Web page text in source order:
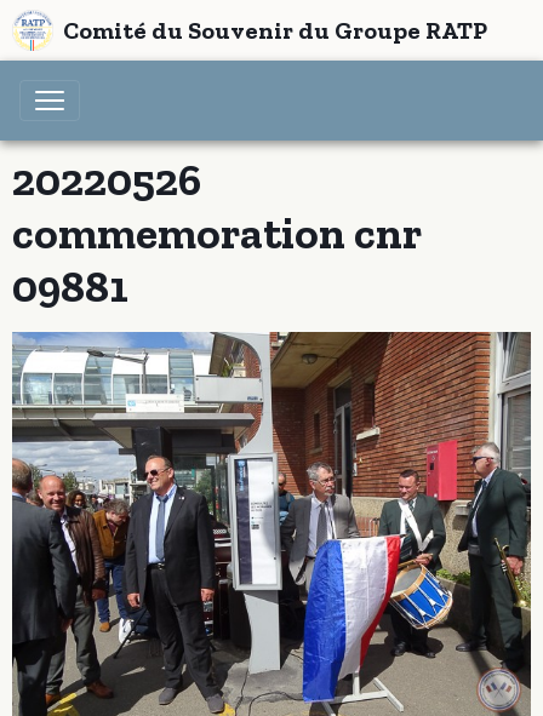
Comité du Souvenir du Groupe RATP
20220526
commemoration cnr
09881